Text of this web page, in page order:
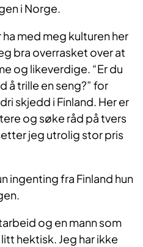
i Norge.
ha med meg kulturen her
bra overrasket over at
og likeverdige. “Er du
å trille en seng?” for
skjedd i Finland. Her er
og søke råd på tvers
jeg utrolig stor pris
ingenting fra Finland hun
og en mann som
hektisk. Jeg har ikke